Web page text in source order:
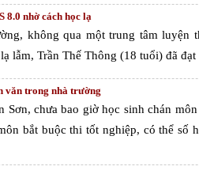
8.0 nhờ cách học lạ
không qua một trung tâm luyện
lẫm, Trần Thế Thông (18 tuổi) đã
văn trong nhà trường
Sơn, chưa bao giờ học sinh chán
bắt buộc thi tốt nghiệp, có thể số